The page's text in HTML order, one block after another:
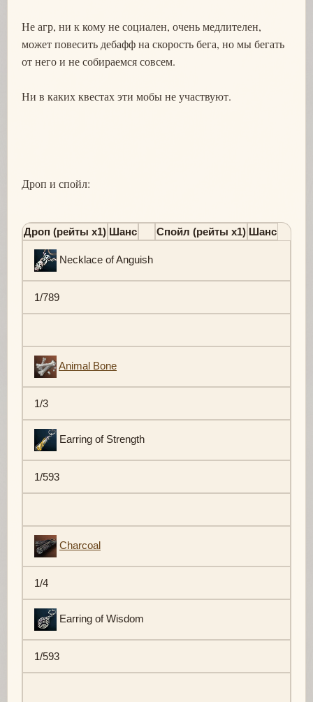
Не агр, ни к кому не социален, очень медлителен,
может повесить дебафф на скорость бега, но мы бегать
от него и не собираемся совсем.
Ни в каких квестах эти мобы не участвуют.
Дроп и спойл:
Дроп (рейты х1) Шанс Спойл (рейты х1) Шанс
Necklace of Anguish
1/789
Animal Bone
1/3
Earring of Strength
1/593
Charcoal
1/4
Earring of Wisdom
1/593